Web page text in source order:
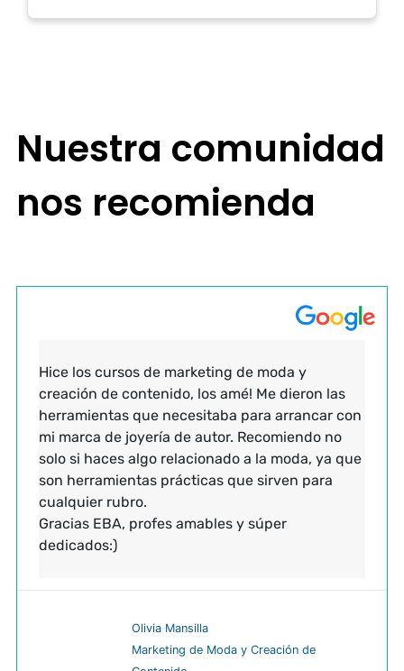
Nuestra comunidad
nos recomienda
Hice los cursos de marketing de moda y
creación de contenido, los amé! Me dieron las
herramientas que necesitaba para arrancar con
mi marca de joyería de autor. Recomiendo no
solo si haces algo relacionado a la moda, ya que
son herramientas prácticas que sirven para
cualquier rubro.
Gracias EBA, profes amables y súper
dedicados:)
Olivia Mansilla
Marketing de Moda y Creación de